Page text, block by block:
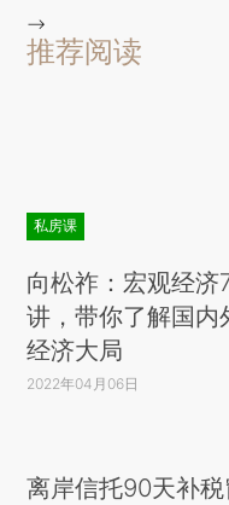
-->
推荐阅读
私房课
向松祚：宏观经济
讲，带你了解国内
经济大局
2022年04月06日
离岸信托90天补